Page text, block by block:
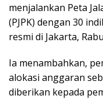
menjalankan Peta
(PJPK) dengan 30
resmi di Jakarta,
Ia menambahkan,
alokasi anggaran
diberikan kepada